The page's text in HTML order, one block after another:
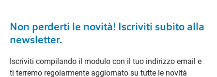
Non perderti le novità! Iscriviti subito alla
newsletter.
Iscriviti compilando il modulo con il tuo indirizzo email e
ti terremo regolarmente aggiornato su tutte le novità